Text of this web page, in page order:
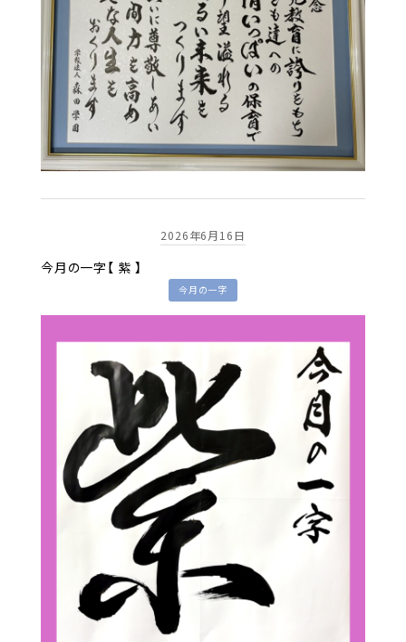
2026年6月16日
今月の一字【 紫 】
今月の一字